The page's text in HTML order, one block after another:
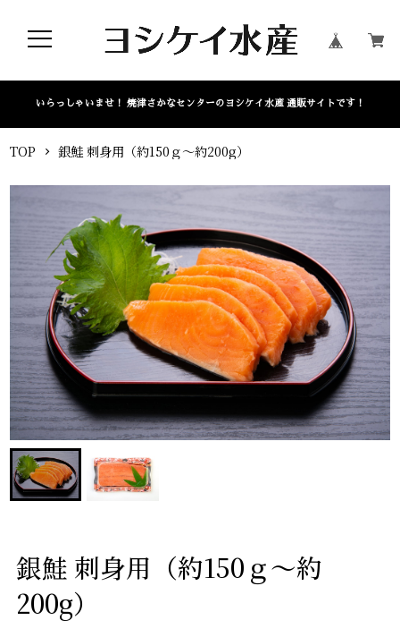
いらっしゃいませ！ 焼津さかなセンターのヨシケイ水産 通販サイトです！
TOP 銀鮭 刺身用（約150ｇ～約200g）
銀鮭 刺身用（約150ｇ～約
200g）